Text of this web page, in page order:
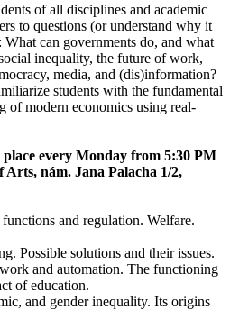
of all disciplines and academic
to questions (or understand why it
can governments do, and what
inequality, the future of work,
media, and (dis)information?
students with the fundamental
of modern economics using real-
place every Monday from 5:30 PM
nám. Jana Palacha 1/2,
and regulation. Welfare.
Possible solutions and their issues.
and automation. The functioning
of education.
and gender inequality. Its origins